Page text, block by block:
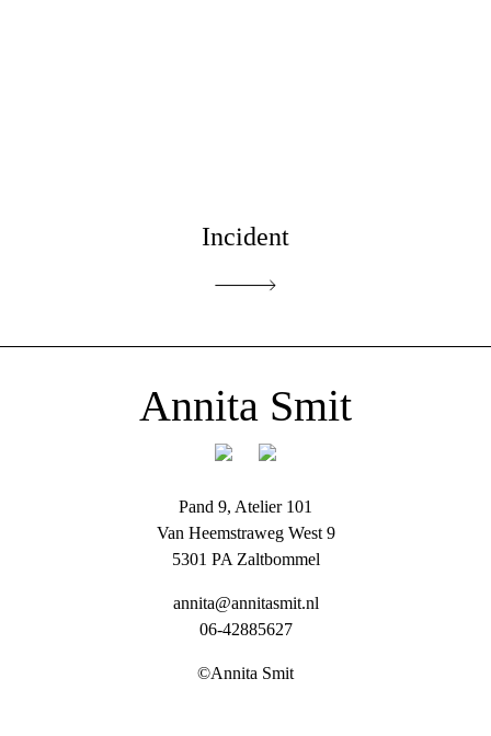
Incident
Annita Smit
Pand 9, Atelier 101
Van Heemstraweg West 9
5301 PA Zaltbommel
annita@annitasmit.nl
06-42885627
©Annita Smit